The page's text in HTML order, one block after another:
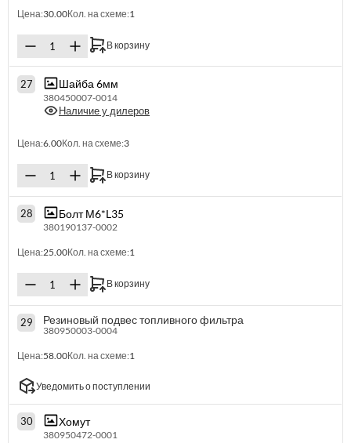
Цена:30.00Кол. на схеме:1
В корзину
27 Шайба 6мм
380450007-0014
Наличие у дилеров
Цена:6.00Кол. на схеме:3
В корзину
28 Болт М6*L35
380190137-0002
Цена:25.00Кол. на схеме:1
В корзину
29 Резиновый подвес топливного фильтра
380950003-0004
Цена:58.00Кол. на схеме:1
Уведомить о поступлении
30 Хомут
380950472-0001